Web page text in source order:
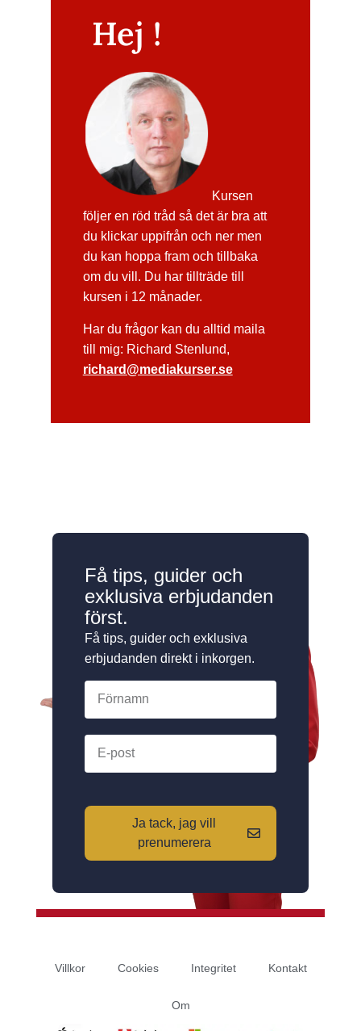
Hej !
Kursen
följer en röd tråd så det är bra att
du klickar uppifrån och ner men
du kan hoppa fram och tillbaka
om du vill. Du har tillträde till
kursen i 12 månader.
Har du frågor kan du alltid maila
till mig: Richard Stenlund,
richard@mediakurser.se
Få tips, guider och
exklusiva erbjudanden
först.
Få tips, guider och exklusiva
erbjudanden direkt i inkorgen.
Ja tack, jag vill
prenumerera
Villkor Cookies Integritet Kontakt
Om